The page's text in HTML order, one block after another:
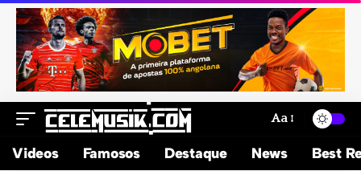
Aa
Videos Famosos Destaque News Best